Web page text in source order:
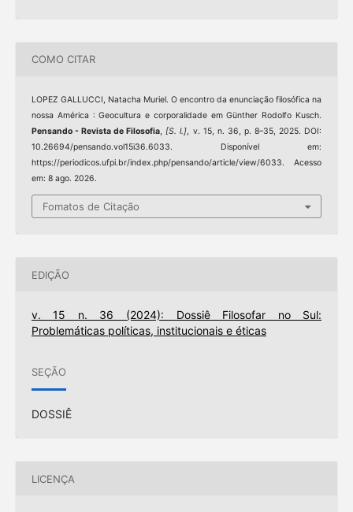
COMO CITAR
LOPEZ GALLUCCI, Natacha Muriel. O encontro da enunciação filosófica na
nossa América : Geocultura e corporalidade em Günther Rodolfo Kusch.
Pensando - Revista de Filosofia,[S. l.], v. 15, n. 36, p. 8–35, 2025. DOI:
10.26694/pensando.vol15i36.6033. Disponível em:
https://periodicos.ufpi.br/index.php/pensando/article/view/6033. Acesso
em: 8 ago. 2026.
Fomatos de Citação
EDIÇÃO
v. 15 n. 36 (2024): Dossiê Filosofar no Sul:
Problemáticas políticas, institucionais e éticas
SEÇÃO
DOSSIÊ
LICENÇA